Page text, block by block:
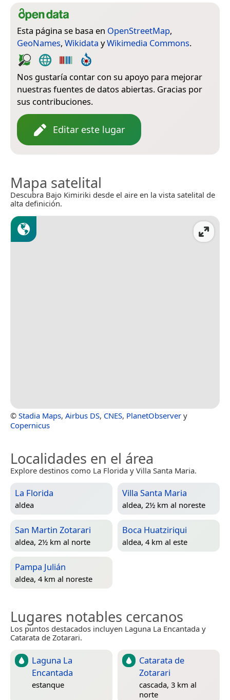
Esta página se basa en OpenStreetMap,
GeoNames, Wikidata yWikimedia Commons.
Nos gustaría contar con su apoyo para mejorar
nuestras fuentes de datos abiertas. Gracias por
sus contribuciones.
Editar este lugar
Mapa satelital
Descubra Bajo Kimiriki desde el aire en la vista satelital de
alta definición.
© Stadia Maps, Airbus DS, CNES, PlanetObserver y
Copernicus
Localidades en el área
Explore destinos como La Florida y Villa Santa Maria.
La Florida
aldea
Villa Santa Maria
aldea, 2½ km al noreste
San Martin Zotarari
aldea, 2½ km al norte
Boca Huatziriqui
aldea, 4 km al este
Pampa Julián
aldea, 4 km al noreste
Lugares notables cercanos
Los puntos destacados incluyen Laguna La Encantada y
Catarata de Zotarari.
Laguna La
Encantada
estanque
Catarata de
Zotarari
cascada, 3 km al
norte